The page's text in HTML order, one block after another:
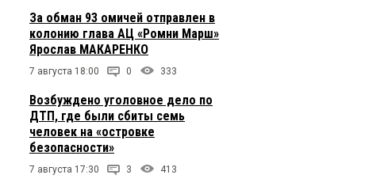
За обман 93 омичей отправлен в
колонию глава АЦ «Ромни Марш»
Ярослав МАКАРЕНКО
7 августа 18:00 0 333
Возбуждено уголовное дело по
ДТП, где были сбиты семь
человек на «островке
безопасности»
7 августа 17:30 3 413